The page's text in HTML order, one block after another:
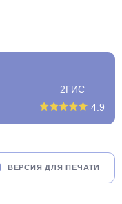
2ГИС
4.9
ВЕРСИЯ ДЛЯ ПЕЧАТИ